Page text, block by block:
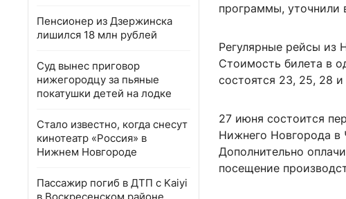
Пенсионер из Дзержинска
лишился 18 млн рублей
Суд вынес приговор
нижегородцу за пьяные
покатушки детей на лодке
Стало известно, когда снесут
кинотеатр «Россия» в
Нижнем Новгороде
Пассажир погиб в ДТП с Kaiyi
программы, уточнили
Регулярные рейсы из
Стоимость билета в
состоятся 23, 25, 28
27 июня состоится
Нижнего Новгорода в
Дополнительно
посещение